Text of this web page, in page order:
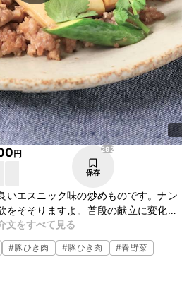
円 292
保存
いエスニック味の炒めものです。ナン
をそそりますよ。普段の献立に変化を
具材を細かく切ってごはんの上に乗せ
しください。
文をすべて見る
#豚ひき肉 #豚ひき肉 #春野菜